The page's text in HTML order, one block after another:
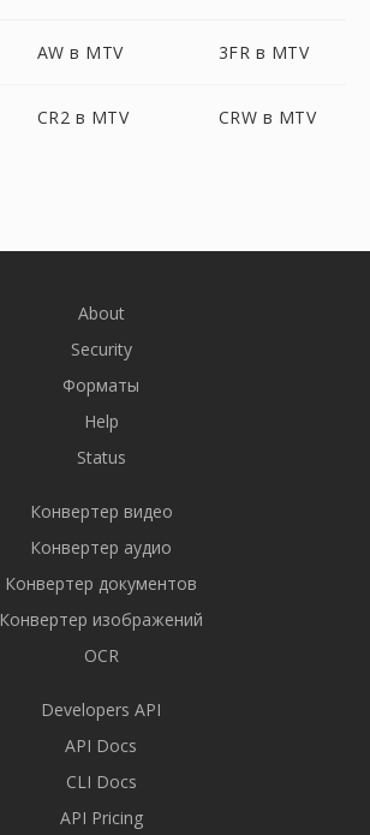
AW в MTV 3FR в MTV
CR2 в MTV CRW в MTV
About
Security
Форматы
Help
Status
Конвертер видео
Конвертер аудио
Конвертер документов
Конвертер изображений
OCR
Developers API
API Docs
CLI Docs
API Pricing